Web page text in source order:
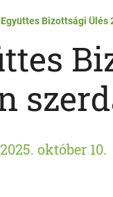
Bizottsági Ülés
2025. október 10.